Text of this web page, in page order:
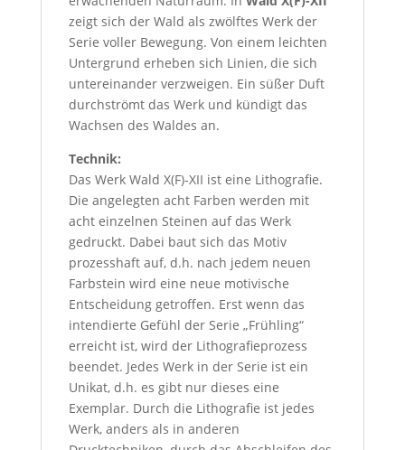
zeigt sich der Wald als zwölftes Werk der
Serie voller Bewegung. Von einem leichten
Untergrund erheben sich Linien, die sich
untereinander verzweigen. Ein süßer Duft
durchströmt das Werk und kündigt das
Wachsen des Waldes an.
Technik:
Das Werk Wald X(F)-XII ist eine Lithografie.
Die angelegten acht Farben werden mit
acht einzelnen Steinen auf das Werk
gedruckt. Dabei baut sich das Motiv
prozesshaft auf, d.h. nach jedem neuen
Farbstein wird eine neue motivische
Entscheidung getroffen. Erst wenn das
intendierte Gefühl der Serie „Frühling“
erreicht ist, wird der Lithografieprozess
beendet. Jedes Werk in der Serie ist ein
Unikat, d.h. es gibt nur dieses eine
Exemplar. Durch die Lithografie ist jedes
Werk, anders als in anderen